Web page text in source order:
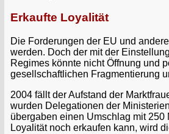
Erkaufte Loyalität
Die Forderungen der EU und
werden. Doch der mit der
Regimes könnte nicht Öffnung und
gesellschaftlichen Fragmentierung
2004 fällt der Aufstand der
wurden Delegationen der
übergaben einen Umschlag mit
Loyalität noch erkaufen kann, wird